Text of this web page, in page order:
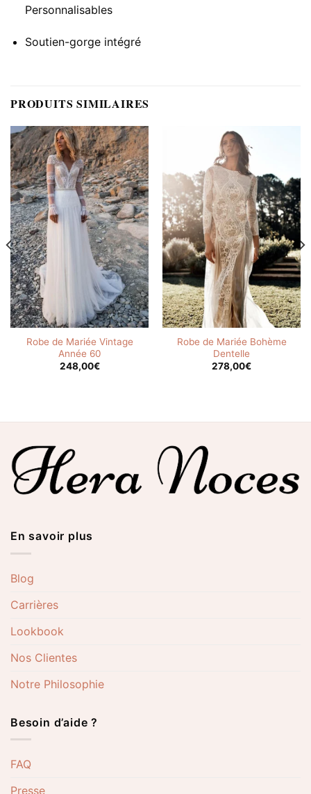
Personnalisables
Soutien-gorge intégré
PRODUITS SIMILAIRES
Robe de Mariée Vintage
Année 60
248,00€
Robe de Mariée Bohème
Dentelle
278,00€
En savoir plus
Blog
Carrières
Lookbook
Nos Clientes
Notre Philosophie
Besoin d’aide ?
FAQ
Presse